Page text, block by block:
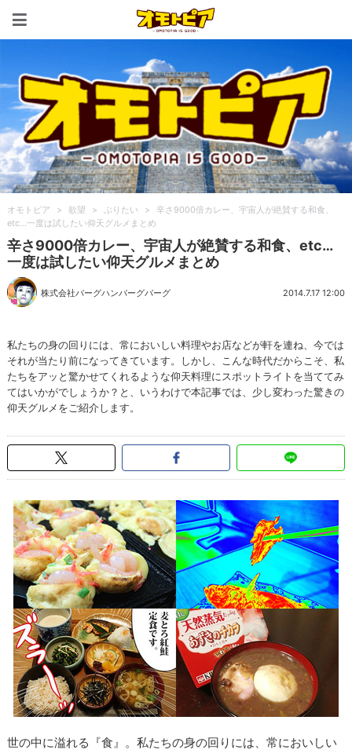
オモトピア > 欲望 > ぶりたい >
辛さ9000倍カレー、宇宙人が絶賛する和食、
etc…一度は試したい仰天グルメまとめ
辛さ9000倍カレー、宇宙人が絶賛する和食、etc…
一度は試したい仰天グルメまとめ
株式会社バーグハンバーグバーグ 2014.7.17 12:00
私たちの身の回りには、常においしい料理やお店などが軒を連ね、今では
それが当たり前になってきています。しかし、こんな時代だからこそ、私
たちをアッと驚かせてくれるような仰天料理にスポットライトを当ててみ
てはいかがでしょうか？と、いうわけで本記事では、少し変わった驚きの
仰天グルメをご紹介します。
世の中に溢れる『食』。私たちの身の回りには、常においしい